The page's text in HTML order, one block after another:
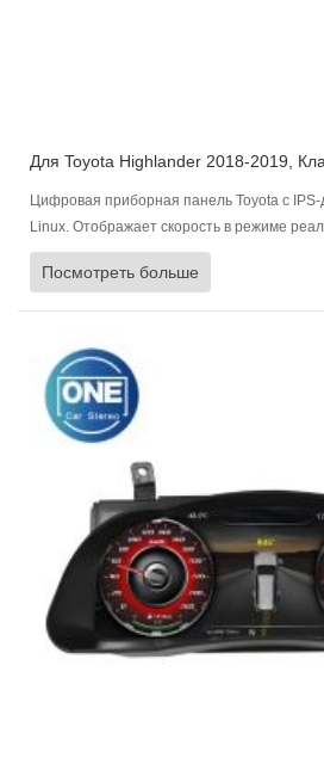
Цифровая приборная панель Toyota с
Linux. Отображает скорость в режиме
двигателя, уровень топлива, состояние
шинах, многоязычность и быструю
Посмотреть больше